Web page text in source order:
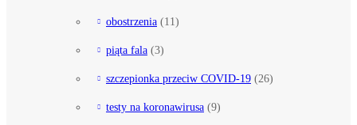
obostrzenia (11)
piąta fala (3)
szczepionka przeciw COVID-19 (26)
testy na koronawirusa (9)